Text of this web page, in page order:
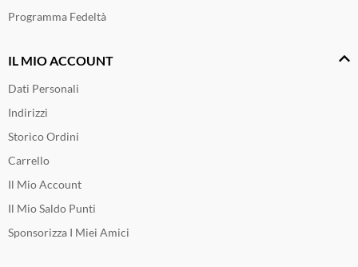
Programma Fedeltà
IL MIO ACCOUNT
Dati Personali
Indirizzi
Storico Ordini
Carrello
Il Mio Account
Il Mio Saldo Punti
Sponsorizza I Miei Amici